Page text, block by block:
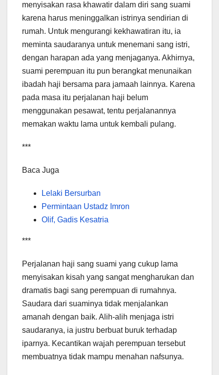
menyisakan rasa khawatir dalam diri sang suami
karena harus meninggalkan istrinya sendirian di
rumah. Untuk mengurangi kekhawatiran itu, ia
meminta saudaranya untuk menemani sang istri,
dengan harapan ada yang menjaganya. Akhirnya,
suami perempuan itu pun berangkat menunaikan
ibadah haji bersama para jamaah lainnya. Karena
pada masa itu perjalanan haji belum
menggunakan pesawat, tentu perjalanannya
memakan waktu lama untuk kembali pulang.
***
Baca Juga
Lelaki Bersurban
Permintaan Ustadz Imron
Olif, Gadis Kesatria
***
Perjalanan haji sang suami yang cukup lama
menyisakan kisah yang sangat mengharukan dan
dramatis bagi sang perempuan di rumahnya.
Saudara dari suaminya tidak menjalankan
amanah dengan baik. Alih-alih menjaga istri
saudaranya, ia justru berbuat buruk terhadap
iparnya. Kecantikan wajah perempuan tersebut
membuatnya tidak mampu menahan nafsunya.